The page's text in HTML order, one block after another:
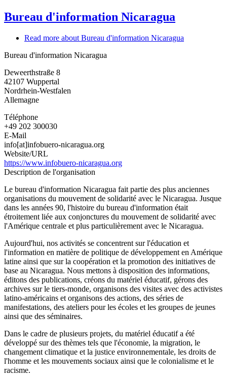
Bureau d'information Nicaragua
Read more about Bureau d'information Nicaragua
Bureau d'information Nicaragua
Deweerthstraße 8
42107 Wuppertal
Nordrhein-Westfalen
Allemagne
Téléphone
+49 202 300030
E-Mail
info[at]infobuero-nicaragua.org
Website/URL
https://www.infobuero-nicaragua.org
Description de l'organisation
Le bureau d'information Nicaragua fait partie des plus anciennes
organisations du mouvement de solidarité avec le Nicaragua. Jusque
dans les années 90, l'histoire du bureau d'information était
étroitement liée aux conjonctures du mouvement de solidarité avec
l'Amérique centrale et plus particulièrement avec le Nicaragua.
Aujourd'hui, nos activités se concentrent sur l'éducation et
l'information en matière de politique de développement en Amérique
latine ainsi que sur la coopération et la promotion des initiatives de
base au Nicaragua. Nous mettons à disposition des informations,
éditons des publications, créons du matériel éducatif, gérons des
archives sur le tiers-monde, organisons des visites avec des activistes
latino-américains et organisons des actions, des séries de
manifestations, des ateliers pour les écoles et les groupes de jeunes
ainsi que des séminaires.
Dans le cadre de plusieurs projets, du matériel éducatif a été
développé sur des thèmes tels que l'économie, la migration, le
changement climatique et la justice environnementale, les droits de
l'homme et les mouvements sociaux ainsi que le colonialisme et le
racisme.